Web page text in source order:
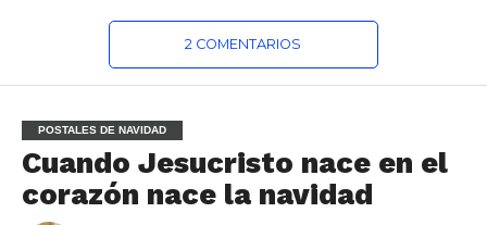
2 COMENTARIOS
POSTALES DE NAVIDAD
Cuando Jesucristo nace en el
corazón nace la navidad